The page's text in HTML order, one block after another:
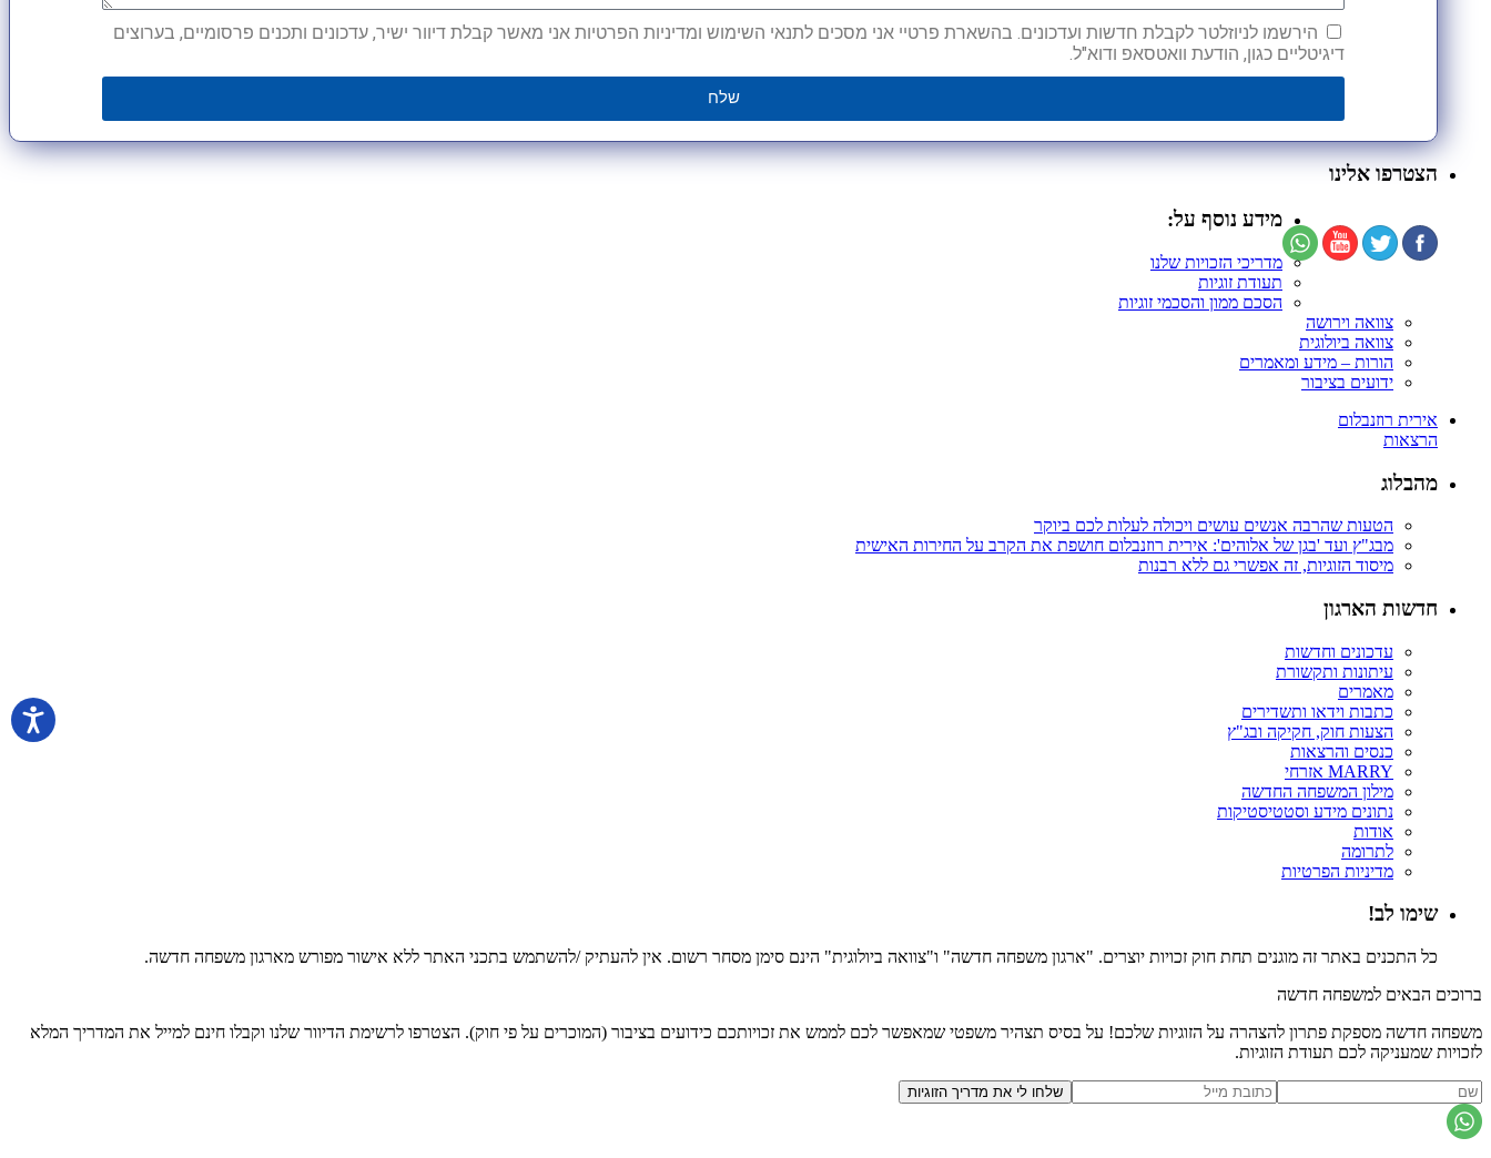
הירשמו לניוזלטר לקבלת חדשות ועדכונים. בהשארת פרטיי אני מסכים לתנאי השימוש ומדיניות הפרטיות אני מאשר קבלת דיוור ישיר, עדכונים ותכנים פרסומיים, בערוצים
דיגיטליים כגון, הודעת וואטסאפ ודוא"ל.
שלח
הצטרפו אלינו
מידע נוסף על:
מדריכי הזכויות שלנו
תעודת זוגיות
הסכם ממון והסכמי זוגיות
צוואה וירושה
צוואה ביולוגית
הורות – מידע ומאמרים
ידועים בציבור
אירית רוזנבלום
הרצאות
מהבלוג
הטעות שהרבה אנשים עושים ויכולה לעלות לכם ביוקר
מבג"ץ ועד 'בגן של אלוהים': אירית רוזנבלום חושפת את הקרב על החירות האישית
מיסוד הזוגיות, זה אפשרי גם ללא רבנות
חדשות הארגון
עדכונים וחדשות
עיתונות ותקשורת
מאמרים
כתבות וידאו ותשדירים
הצעות חוק, חקיקה ובג"ץ
כנסים והרצאות
MARRY אזרחי
מילון המשפחה החדשה
נתונים מידע וסטטיסטיקות
אודות
לתרומה
מדיניות הפרטיות
שימו לב!
כל התכנים באתר זה מוגנים תחת חוק זכויות יוצרים. "ארגון משפחה חדשה" ו"צוואה ביולוגית" הינם סימן מסחר רשום. אין להעתיק /להשתמש בתכני האתר ללא אישור מפורש מארגון משפחה חדשה.
ברוכים הבאים למשפחה חדשה
משפחה חדשה מספקת פתרון להצהרה על הזוגיות שלכם! על בסיס תצהיר משפטי שמאפשר לכם לממש את זכויותכם כידועים בציבור (המוכרים על פי חוק). הצטרפו לרשימת הדיוור שלנו וקבלו חינם למייל את המדריך המלא
לזכויות שמעניקה לכם תעודת הזוגיות.